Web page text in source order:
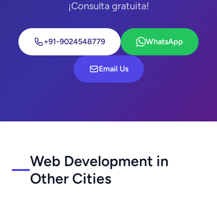
¡Consulta gratuita!
+91-9024548779 WhatsApp
Email Us
Web Development in
Other Cities